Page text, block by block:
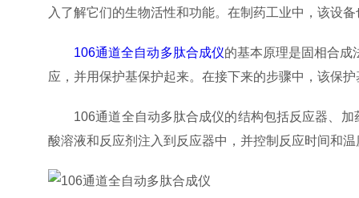
入了解它们的生物活性和功能。在制药工业中，该设
106通道全自动多肽合成仪的基本原理是固相合成
应，并用保护基保护起来。在接下来的步骤中，该保
106通道全自动多肽合成仪的结构包括反应器、加
酸溶液和反应剂注入到反应器中，并控制反应时间和